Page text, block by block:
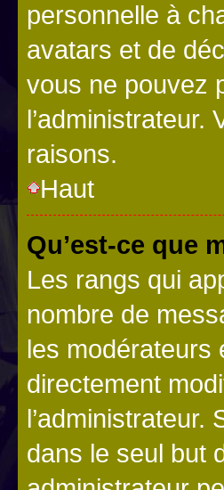
personnelle à
avatars et de
vous ne pouvez
raisons.
Haut
Qu’est-ce que
Les rangs qui
nombre de
les modérateurs
directement
dans le seul but